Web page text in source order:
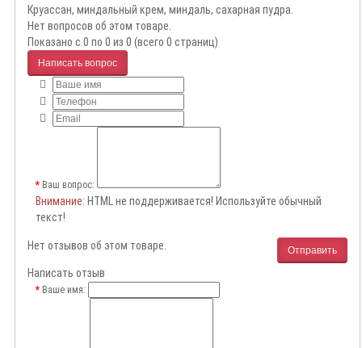
Круассан, миндальный крем, миндаль, сахарная пудра.
Нет вопросов об этом товаре.
Показано с 0 по 0 из 0 (всего 0 страниц)
Написать вопрос
Ваш вопрос:
Внимание: HTML не поддерживается! Используйте обычный
текст!
Отправить
Нет отзывов об этом товаре.
Написать отзыв
Ваше имя: